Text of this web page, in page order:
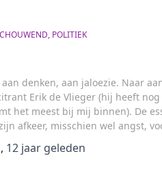
POLITIEK
aan denken, aan jaloezie. Naar
Erik de Vlieger (hij heeft
het meest bij mij binnen). De
afkeer, misschien wel angst,
, 12 jaargeleden